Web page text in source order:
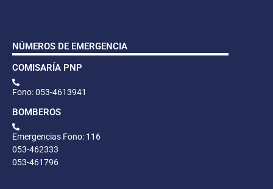
NÚMEROS DE EMERGENCIA
COMISARÍA PNP
Fono: 053-4613941
BOMBEROS
Emergencias Fono: 116
053-462333
053-461796